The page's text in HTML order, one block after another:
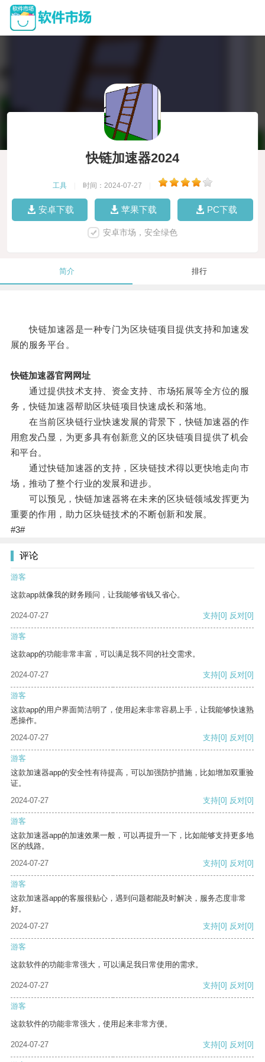
快链加速器2024
工具 时间：2024-07-27
安卓下载 苹果下载 PC下载
安卓市场，安全绿色
简介 排行
快链加速器是一种专门为区块链项目提供支持和加速发
展的服务平台。
快链加速器官网网址
通过提供技术支持、资金支持、市场拓展等全方位的服
务，快链加速器帮助区块链项目快速成长和落地。
在当前区块链行业快速发展的背景下，快链加速器的作
用愈发凸显，为更多具有创新意义的区块链项目提供了机会
和平台。
通过快链加速器的支持，区块链技术得以更快地走向市
场，推动了整个行业的发展和进步。
可以预见，快链加速器将在未来的区块链领域发挥更为
重要的作用，助力区块链技术的不断创新和发展。
#3#
评论
游客
这款app就像我的财务顾问，让我能够省钱又省心。
2024-07-27 支持[0] 反对[0]
游客
这款app的功能非常丰富，可以满足我不同的社交需求。
2024-07-27 支持[0] 反对[0]
游客
这款app的用户界面简洁明了，使用起来非常容易上手，让我能够快速熟
悉操作。
2024-07-27
支持[0] 反对[0]
游客
这款加速器app的安全性有待提高，可以加强防护措施，比如增加双重验
证。
2024-07-27
支持[0] 反对[0]
游客
这款加速器app的加速效果一般，可以再提升一下，比如能够支持更多地
区的线路。
2024-07-27
支持[0] 反对[0]
游客
这款加速器app的客服很贴心，遇到问题都能及时解决，服务态度非常
好。
2024-07-27
支持[0] 反对[0]
游客
这款软件的功能非常强大，可以满足我日常使用的需求。
2024-07-27 支持[0] 反对[0]
游客
这款软件的功能非常强大，使用起来非常方便。
2024-07-27 支持[0] 反对[0]